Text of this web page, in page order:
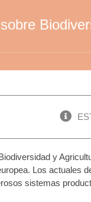
y
Los
sistemas